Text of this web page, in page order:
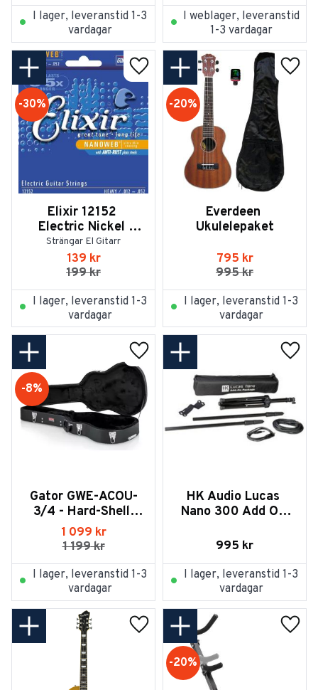
I lager, leveranstid 1-3
vardagar
I weblager, leveranstid
1-3 vardagar
Elixir 12152
Electric Nickel
Plated Steel
Nanoweb 012-052
Strängar El Gitarr
139 kr
199kr
30%
Lägg till i favoriter
I lager, leveranstid 1-3
vardagar
Everdeen
Ukulelepaket
795 kr
995kr
20%
I lager, leveranstid 1-3
vardagar
Gator GWE-ACOU-
3/4 - Hard-Shell
Wood Case for 3/4-
Size Classic Guitar
1 099 kr
1 199kr
8%
Lägg till i favoriter
I lager, leveranstid 1-3
vardagar
HK Audio Lucas
Nano 300 Add On
995 kr
I lager, leveranstid 1-3
vardagar
Lägg till i favoriter
20%